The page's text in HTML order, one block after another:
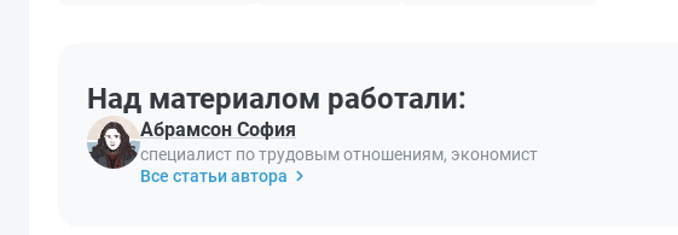
Над материалом работали:
Абрамсон София
специалист по трудовым отношениям, экономист
Все статьи автора